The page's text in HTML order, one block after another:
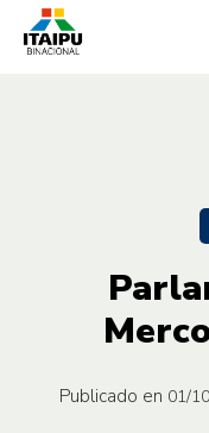
Publicado en 01/